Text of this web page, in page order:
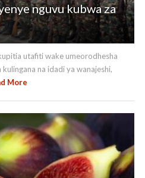
nguvu kubwa za
utafiti wake umeorodhesha
na idadi ya wanajeshi,
More